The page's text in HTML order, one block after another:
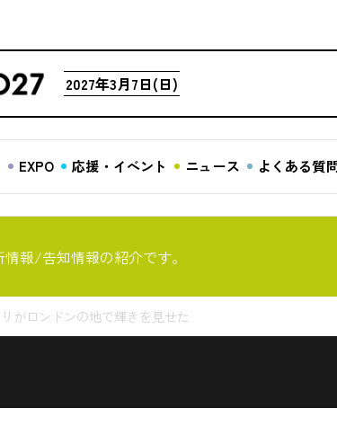
2027年3月7日(日)
EXPO 応援・イベント ニュース よくある質
情報/告知情報の紹介です。
がロンドンの地で輝きを見せた